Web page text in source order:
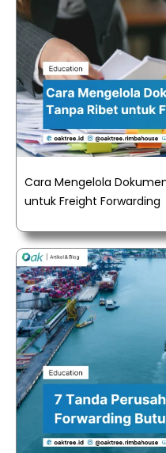
Cara Mengelola
untuk Freight Forwarding